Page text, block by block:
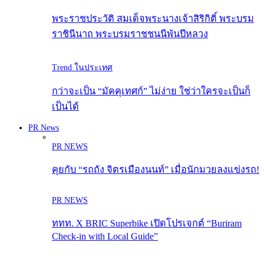
พระราชประวัติ สมเด็จพระนางเจ้าสิริกิติ์ พระบรม
ราชินีนาถ พระบรมราชชนนีพันปีหลวง
Trend ในประเทศ
กว่าจะเป็น “มัคคุเทศก์” ไม่ง่าย ใช่ว่าใครจะเป็นก็
เป็นได้
PR News
PR NEWS
คุยกับ “รถถัง จิตรเมืองนนท์” เมื่อนักมวยลงแข่งรถ!
PR NEWS
ททท. X BRIC Superbike เปิดโปรเจกต์ “Buriram
Check-in with Local Guide”